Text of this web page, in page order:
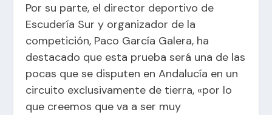
Por su parte, el director deportivo de
Escudería Sur y organizador de la
competición, Paco García Galera, ha
destacado que esta prueba será una de las
pocas que se disputen en Andalucía en un
circuito exclusivamente de tierra, «por lo
que creemos que va a ser muy